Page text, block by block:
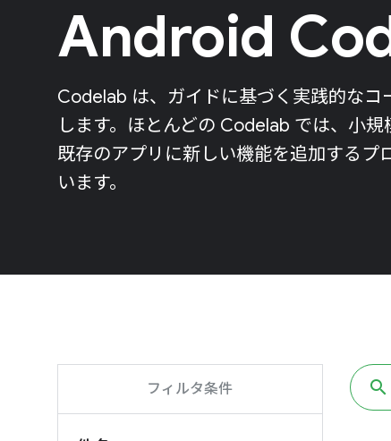
Android
Codelab は、ガイドに基づく実践的なコ
します。ほとんどの Codelab では、小規
既存のアプリに新しい機能を追加するプ
います。
フィルタ条件